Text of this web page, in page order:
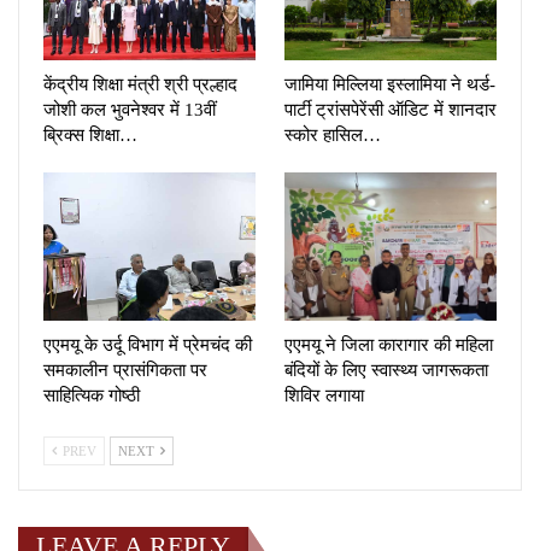
केंद्रीय शिक्षा मंत्री श्री प्रल्हाद
जोशी कल भुवनेश्वर में 13वीं
ब्रिक्स शिक्षा…
जामिया मिल्लिया इस्लामिया ने थर्ड-
पार्टी ट्रांसपेरेंसी ऑडिट में शानदार
स्कोर हासिल…
एएमयू के उर्दू विभाग में प्रेमचंद की
समकालीन प्रासंगिकता पर
साहित्यिक गोष्ठी
एएमयू ने जिला कारागार की महिला
बंदियों के लिए स्वास्थ्य जागरूकता
शिविर लगाया
PREV NEXT